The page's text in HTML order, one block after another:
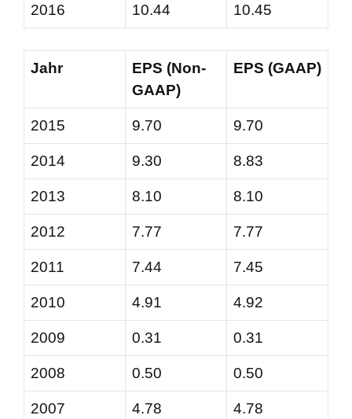
2016 10.44 10.45
Jahr
EPS (Non-
GAAP)
EPS (GAAP)
2015 9.70 9.70
2014 9.30 8.83
2013 8.10 8.10
2012 7.77 7.77
2011 7.44 7.45
2010 4.91 4.92
2009 0.31 0.31
2008 0.50 0.50
2007 4.78 4.78